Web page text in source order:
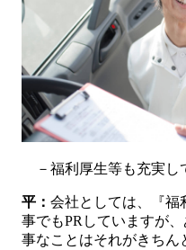
－福利厚生等も充実し
平： 会社としては、『福
事でもPRしていますが
事なことはそれがきちん